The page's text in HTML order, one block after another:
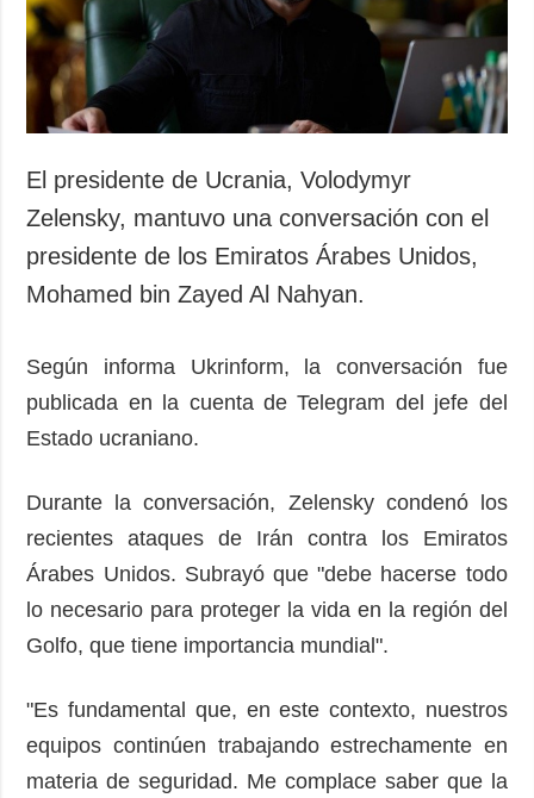
El presidente de Ucrania, Volodymyr
Zelensky, mantuvo una conversación con el
presidente de los Emiratos Árabes Unidos,
Mohamed bin Zayed Al Nahyan.
Según informa Ukrinform, la conversación fue
publicada en la cuenta de Telegram del jefe del
Estado ucraniano.
Durante la conversación, Zelensky condenó los
recientes ataques de Irán contra los Emiratos
Árabes Unidos. Subrayó que "debe hacerse todo
lo necesario para proteger la vida en la región del
Golfo, que tiene importancia mundial".
"Es fundamental que, en este contexto, nuestros
equipos continúen trabajando estrechamente en
materia de seguridad. Me complace saber que la